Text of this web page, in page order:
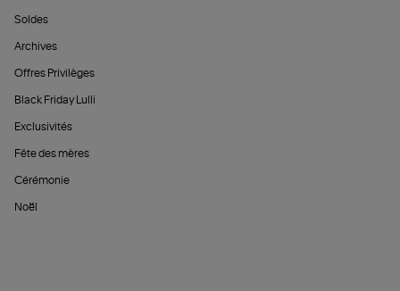
Soldes
Archives
Offres Privilèges
Black Friday Lulli
Exclusivités
Fête des mères
Cérémonie
Noël